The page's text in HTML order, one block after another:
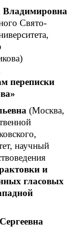
Владимировна
Свято-
переписки
(Москва,
научный
и
гласовых